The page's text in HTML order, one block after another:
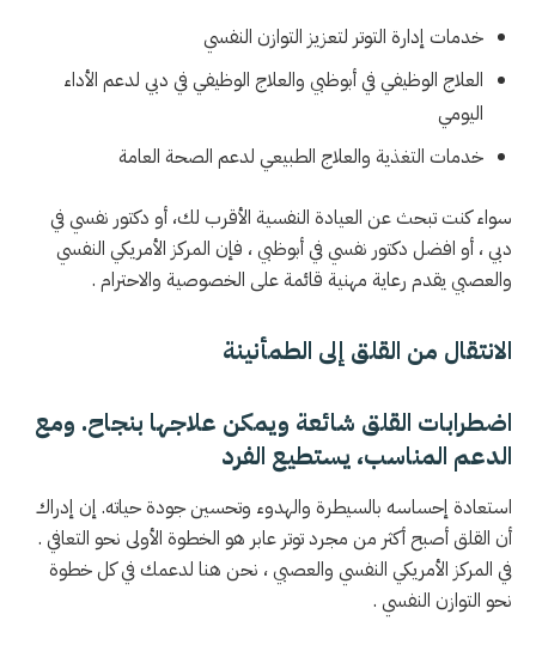
خدمات إدارة التوتر لتعزيز التوازن النفسي
العلاج الوظيفي في أبوظبي والعلاج الوظيفي في دبي لدعم الأداء
اليومي
خدمات التغذية والعلاج الطبيعي لدعم الصحة العامة
سواء كنت تبحث عن العيادة النفسية الأقرب لك، أو دكتور نفسي في
دبي ، أو افضل دكتور نفسي في أبوظبي ، فإن المركز الأمريكي النفسي
والعصبي يقدم رعاية مهنية قائمة على الخصوصية والاحترام .
الانتقال من القلق إلى الطمأنينة
اضطرابات القلق شائعة ويمكن علاجها بنجاح. ومع
الدعم المناسب، يستطيع الفرد
استعادة إحساسه بالسيطرة والهدوء وتحسين جودة حياته. إن إدراك
أن القلق أصبح أكثر من مجرد توتر عابر هو الخطوة الأولى نحو التعافي .
في المركز الأمريكي النفسي والعصبي ، نحن هنا لدعمك في كل خطوة
نحو التوازن النفسي .